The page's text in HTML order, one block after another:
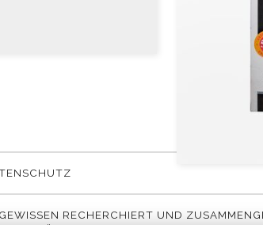
RECHERCHIERT UND